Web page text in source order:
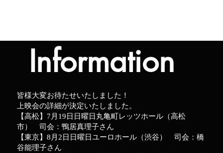
​Information
皆様大変お待たせいたしました！
上映会の詳細が決定いたしました。
【高松】7月19日日曜日丸亀町レッツホール（高松
市） 司会：鴨居真理子さん
【東京】8月2日日曜日ユーロホール（渋谷） 司会：橋
谷能理子さん